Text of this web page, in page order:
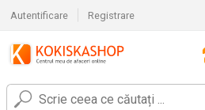
Autentificare Registrare